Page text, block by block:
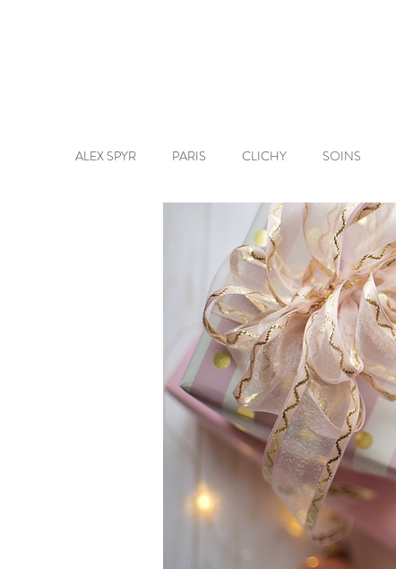
ALEX SPYR PARIS CLICHY SOINS